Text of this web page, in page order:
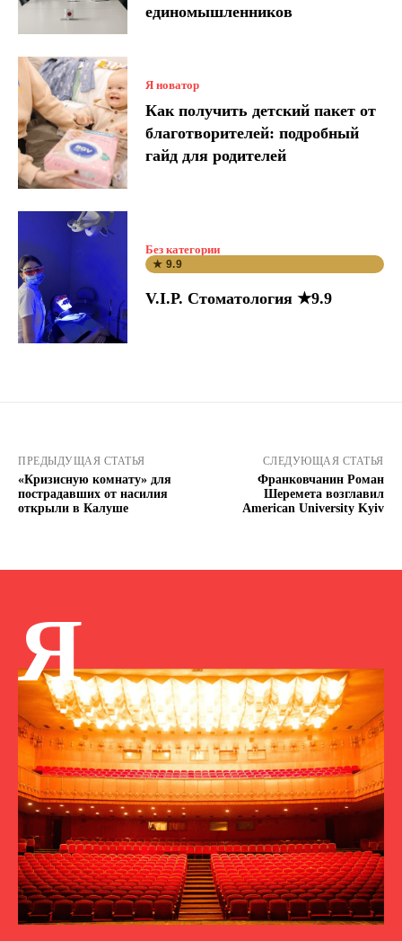
единомышленников
Я новатор
Как получить детский пакет от
благотворителей: подробный
гайд для родителей
Без категории
★ 9.9
V.I.P. Стоматология ★9.9
ПРЕДЫДУЩАЯ СТАТЬЯ
«Кризисную комнату» для
пострадавших от насилия
открыли в Калуше
СЛЕДУЮЩАЯ СТАТЬЯ
Франковчанин Роман
Шеремета возглавил
American University Kyiv
Я